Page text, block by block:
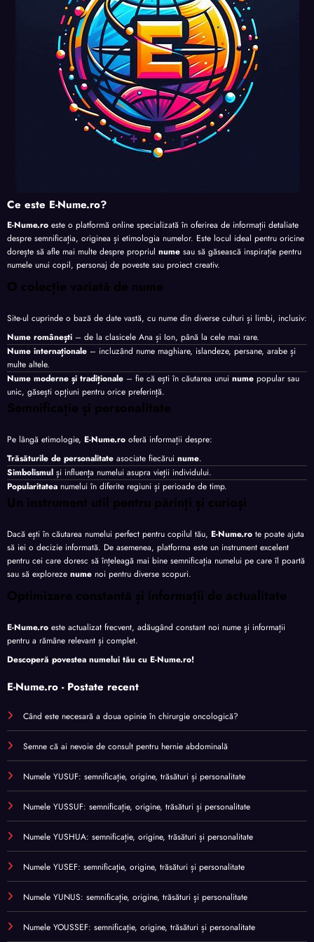
te
te
Ce este E-Nume.ro?
E-Nume.ro este o platformă online specializată în oferirea de informații detaliate
despre semnificația, originea și etimologia numelor. Este locul ideal pentru oricine
dorește să afle mai multe despre propriul nume sau să găsească inspirație pentru
numele unui copil, personaj de poveste sau proiect creativ.
O colecție variată de nume
Site-ul cuprinde o bază de date vastă, cu nume din diverse culturi și limbi, inclusiv:
Nume românești – de la clasicele Ana și Ion, până la cele mai rare.
Nume internaționale – incluzând nume maghiare, islandeze, persane, arabe și
multe altele.
Nume moderne și tradiționale – fie că ești în căutarea unui nume popular sau
unic, găsești opțiuni pentru orice preferință.
Semnificație și personalitate
Pe lângă etimologie, E-Nume.ro oferă informații despre:
Trăsăturile de personalitate asociate fiecărui nume.
Simbolismul și influența numelui asupra vieții individului.
Popularitatea numelui în diferite regiuni și perioade de timp.
Un instrument util pentru părinți și curioși
Dacă ești în căutarea numelui perfect pentru copilul tău, E-Nume.ro te poate ajuta
să iei o decizie informată. De asemenea, platforma este un instrument excelent
pentru cei care doresc să înțeleagă mai bine semnificația numelui pe care îl poartă
sau să exploreze nume noi pentru diverse scopuri.
Optimizare constantă și informații de actualitate
E-Nume.ro este actualizat frecvent, adăugând constant noi nume și informații
pentru a rămâne relevant și complet.
Descoperă povestea numelui tău cu E-Nume.ro!
E-Nume.ro - Postate recent
Când este necesară a doua opinie în chirurgie oncologică?
Semne că ai nevoie de consult pentru hernie abdominală
Numele YUSUF: semnificație, origine, trăsături și personalitate
Numele YUSSUF: semnificație, origine, trăsături și personalitate
Numele YUSHUA: semnificație, origine, trăsături și personalitate
Numele YUSEF: semnificație, origine, trăsături și personalitate
Numele YUNUS: semnificație, origine, trăsături și personalitate
Numele YOUSSEF: semnificație, origine, trăsături și personalitate